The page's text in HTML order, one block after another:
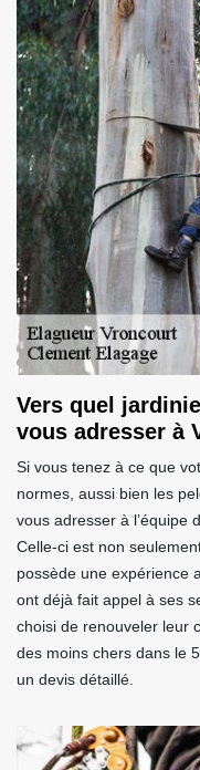
Vers quel
vous adresser à
Si vous tenez à ce que
normes, aussi bien les
vous adresser à l’équipe
Celle-ci est non
possède une expérience
ont déjà fait appel à ses
choisi de renouveler leur
des moins chers dans le
un devis détaillé.